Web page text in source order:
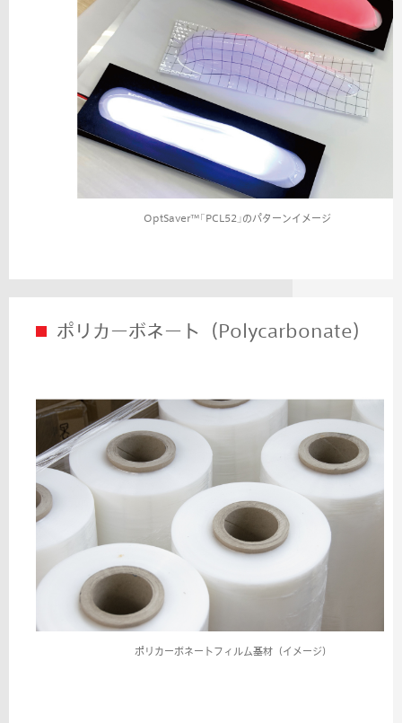
OptSaver™｢PCL52｣のパターンイメージ
ポリカーボネート（Polycarbonate）
ポリカーボネートフィルム基材（イメージ）